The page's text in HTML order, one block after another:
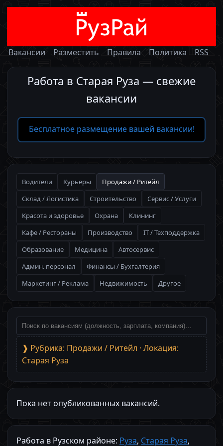
Вакансии Разместить Правила Политика RSS
Работа в Старая Руза — свежие
вакансии
Бесплатное размещение вашей вакансии!
Водители Курьеры
Продажи / Ритейл
Склад / Логистика
Строительство
Сервис / Услуги
Красота и здоровье
Охрана
Клининг
Кафе / Рестораны
Производство
IT / Техподдержка
Образование
Медицина
Автосервис
Админ. персонал
Финансы / Бухгалтерия
Маркетинг / Реклама
Недвижимость Другое
❱ Рубрика: Продажи / Ритейл · Локация:
Старая Руза
Пока нет опубликованных вакансий.
Работа в Рузском районе: Руза, Старая Руза,